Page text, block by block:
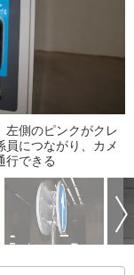
左側のピンクがクレ
員につながり、カメ
行できる